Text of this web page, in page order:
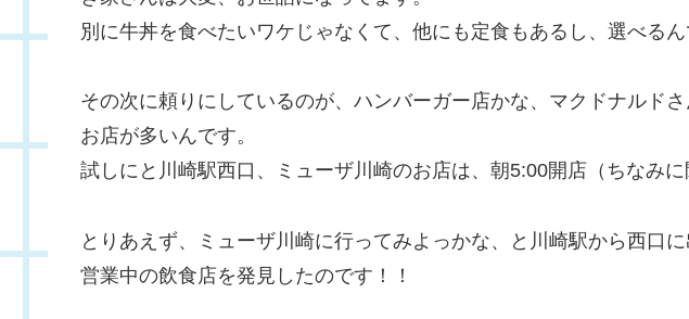
別に牛丼を食べたいワケじゃなくて、他にも定食もあるし、選べるん
その次に頼りにしているのが、ハンバーガー店かな、マクドナルド
お店が多いんです。
試しにと川崎駅西口、ミューザ川崎のお店は、朝5:00開店（ちなみに
とりあえず、ミューザ川崎に行ってみよっかな、と川崎駅から西口に
営業中の飲食店を発見したのです！！